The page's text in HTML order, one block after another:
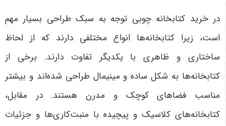
در خرید کتابخانه چوبی توجه به سبک طراحی بسیار مهم
است، زیرا کتابخانه‌ها انواع مختلفی دارند که از لحاظ
ساختاری و ظاهری با یکدیگر تفاوت دارند. برخی از
کتابخانه‌ها به شکل ساده و مینیمال طراحی شده‌اند و بیشتر
مناسب فضاهای کوچک و مدرن هستند. در مقابل،
کتابخانه‌های کلاسیک و پیچیده با منبت‌کاری‌ها و جزئیات